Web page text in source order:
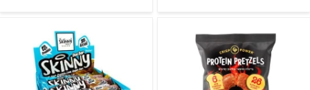
ובחנויות טבע. את החטיפים
אפשר לקנות בבודדים או
במארזים של 16 יחידות.
על פס ייצור נפרד, וכוללים גם
שוקולדים וחטיפי שוקולד.
לרשימת החנויות שמוכרות